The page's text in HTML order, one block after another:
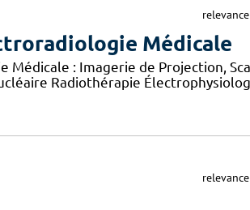
Médicale
Médicale : Imagerie de Projection,
Radiothérapie